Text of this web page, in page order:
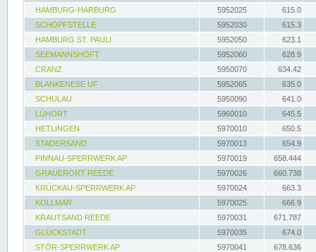
HAMBURG-HARBURG
5952025
615.0
SCHÖPFSTELLE
5952030
615.3
HAMBURG ST. PAULI
5952050
623.1
SEEMANNSHÖFT
5952060
628.9
CRANZ
5950070
634.42
BLANKENESE UF
5952065
635.0
SCHULAU
5950090
641.0
LÜHORT
5960010
645.5
HETLINGEN
5970010
650.5
STADERSAND
5970013
654.9
PINNAU-SPERRWERK AP
5970019
658.444
GRAUERORT REEDE
5970026
660.738
KRÜCKAU-SPERRWERK AP
5970024
663.3
KOLLMAR
5970025
666.9
KRAUTSAND REEDE
5970031
671.787
GLÜCKSTADT
5970035
674.0
STÖR-SPERRWERK AP
5970041
678.636